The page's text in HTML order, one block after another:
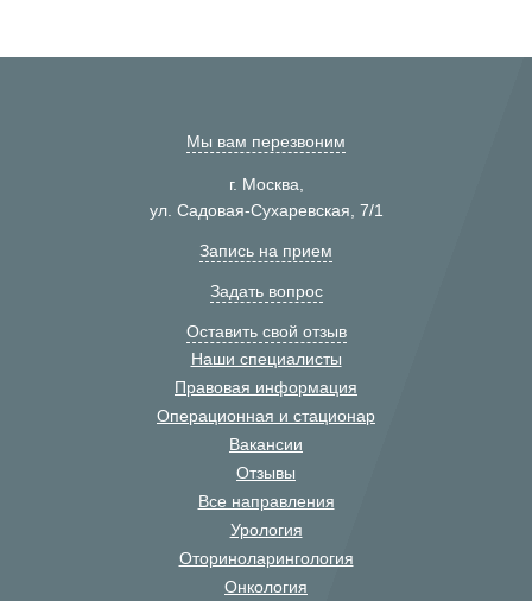
Мы вам перезвоним
г. Москва,
ул. Садовая-Сухаревская, 7/1
Запись на прием
Задать вопрос
Оставить свой отзыв
Наши специалисты
Правовая информация
Операционная и стационар
Вакансии
Отзывы
Все направления
Урология
Оториноларингология
Онкология